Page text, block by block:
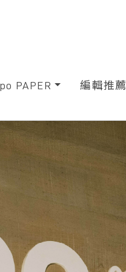
PAPER 編輯推薦